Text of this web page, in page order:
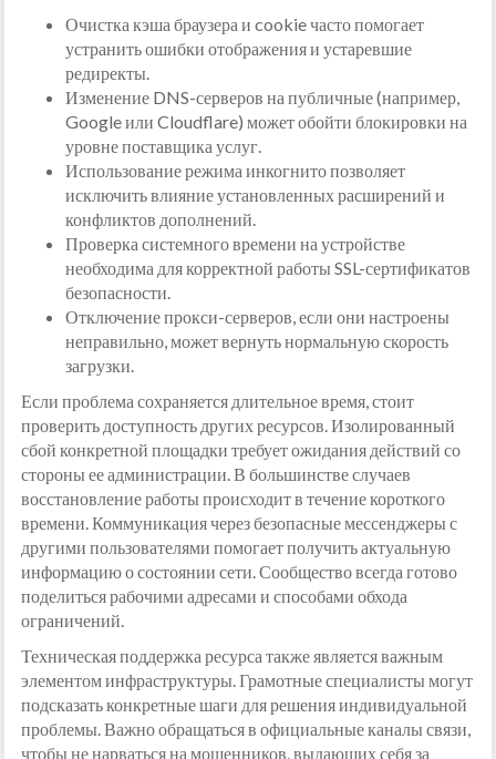
Очистка кэша браузера и cookie часто помогает
устранить ошибки отображения и устаревшие
редиректы.
Изменение DNS-серверов на публичные (например,
Google или Cloudflare) может обойти блокировки на
уровне поставщика услуг.
Использование режима инкогнито позволяет
исключить влияние установленных расширений и
конфликтов дополнений.
Проверка системного времени на устройстве
необходима для корректной работы SSL-сертификатов
безопасности.
Отключение прокси-серверов, если они настроены
неправильно, может вернуть нормальную скорость
загрузки.
Если проблема сохраняется длительное время, стоит
проверить доступность других ресурсов. Изолированный
сбой конкретной площадки требует ожидания действий со
стороны ее администрации. В большинстве случаев
восстановление работы происходит в течение короткого
времени. Коммуникация через безопасные мессенджеры с
другими пользователями помогает получить актуальную
информацию о состоянии сети. Сообщество всегда готово
поделиться рабочими адресами и способами обхода
ограничений.
Техническая поддержка ресурса также является важным
элементом инфраструктуры. Грамотные специалисты могут
подсказать конкретные шаги для решения индивидуальной
проблемы. Важно обращаться в официальные каналы связи,
чтобы не нарваться на мошенников, выдающих себя за